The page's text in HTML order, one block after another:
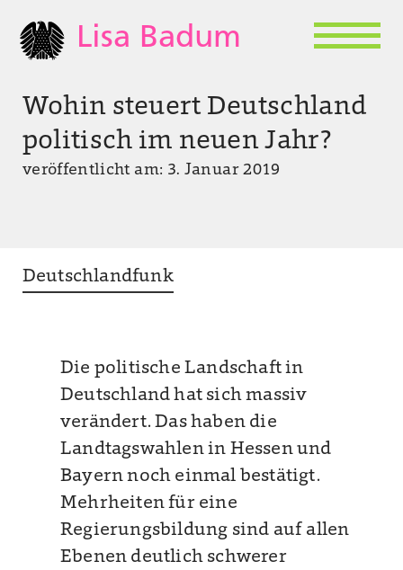
Lisa Badum
Wohin steuert Deutschland
politisch im neuen Jahr?
veröffentlicht am: 3. Januar 2019
Deutschlandfunk
Die politische Landschaft in
Deutschland hat sich massiv
verändert. Das haben die
Landtagswahlen in Hessen und
Bayern noch einmal bestätigt.
Mehrheiten für eine
Regierungsbildung sind auf allen
Ebenen deutlich schwerer